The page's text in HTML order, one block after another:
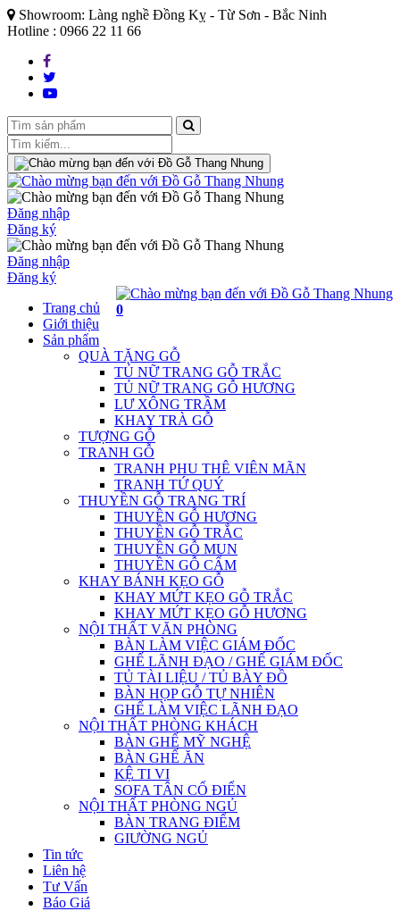
Showroom: Làng nghề Đồng Kỵ - Từ Sơn - Bắc Ninh
Hotline : 0966 22 11 66
Đăng nhập
Đăng ký
Đăng nhập
Đăng ký
0
Trang chủ
Giới thiệu
Sản phẩm
QUÀ TẶNG GỖ
TỦ NỮ TRANG GỖ TRẮC
TỦ NỮ TRANG GỖ HƯƠNG
LƯ XÔNG TRẦM
KHAY TRÀ GỖ
TƯỢNG GỖ
TRANH GỖ
TRANH PHU THÊ VIÊN MÃN
TRANH TỨ QUÝ
THUYỀN GỖ TRANG TRÍ
THUYỀN GỖ HƯƠNG
THUYỀN GỖ TRẮC
THUYỀN GỖ MUN
THUYỀN GỖ CẨM
KHAY BÁNH KẸO GỖ
KHAY MỨT KẸO GỖ TRẮC
KHAY MỨT KẸO GỖ HƯƠNG
NỘI THẤT VĂN PHÒNG
BÀN LÀM VIỆC GIÁM ĐỐC
GHẾ LÃNH ĐẠO / GHẾ GIÁM ĐỐC
TỦ TÀI LIỆU / TỦ BÀY ĐỒ
BÀN HỌP GỖ TỰ NHIÊN
GHẾ LÀM VIỆC LÃNH ĐẠO
NỘI THẤT PHÒNG KHÁCH
BÀN GHẾ MỸ NGHỆ
BÀN GHẾ ĂN
KỆ TI VI
SOFA TÂN CỔ ĐIỂN
NỘI THẤT PHÒNG NGỦ
BÀN TRANG ĐIỂM
GIƯỜNG NGỦ
Tin tức
Liên hệ
Tư Vấn
Báo Giá